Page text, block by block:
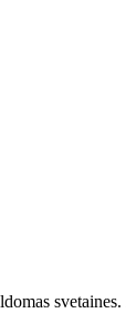
svetaines.